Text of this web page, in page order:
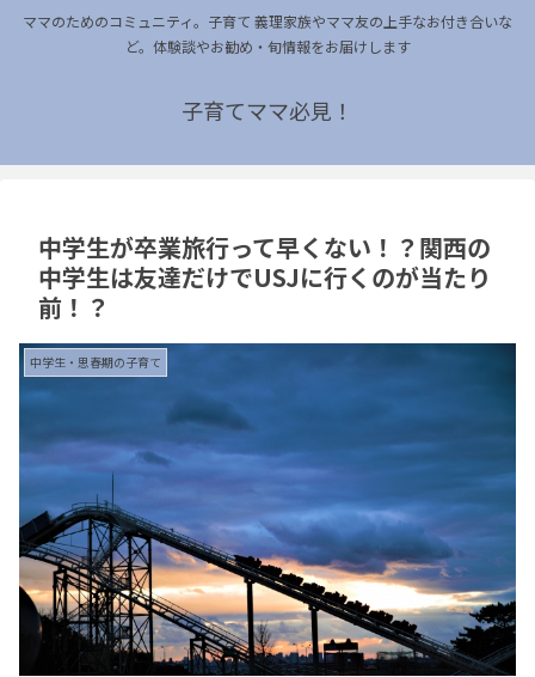
ママのためのコミュニティ。子育て 義理家族やママ友の上手なお付き合いな
ど。体験談やお勧め・旬情報をお届けします
子育てママ必見！
中学生が卒業旅行って早くない！？関西の
中学生は友達だけでUSJに行くのが当たり
前！？
中学生・思春期の子育て